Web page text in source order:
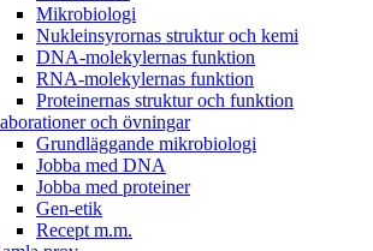
Mikrobiologi
Nukleinsyrornas struktur och kemi
DNA-molekylernas funktion
RNA-molekylernas funktion
Proteinernas struktur och funktion
och övningar
Grundläggande mikrobiologi
Jobba med DNA
Jobba med proteiner
Gen-etik
Recept m.m.